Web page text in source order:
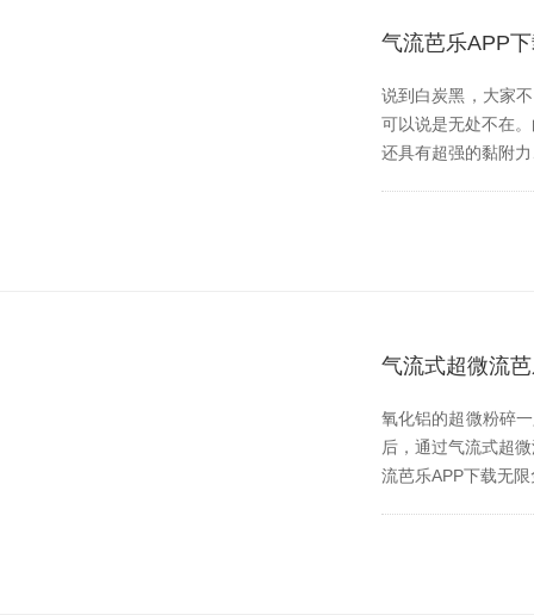
气流芭乐APP
说到白炭黑，大
可以说是无处不在
还具有超强的黏附力
气流式超微流
氧化铝的超微粉碎一
后，通过气流式
流芭乐APP下载无限